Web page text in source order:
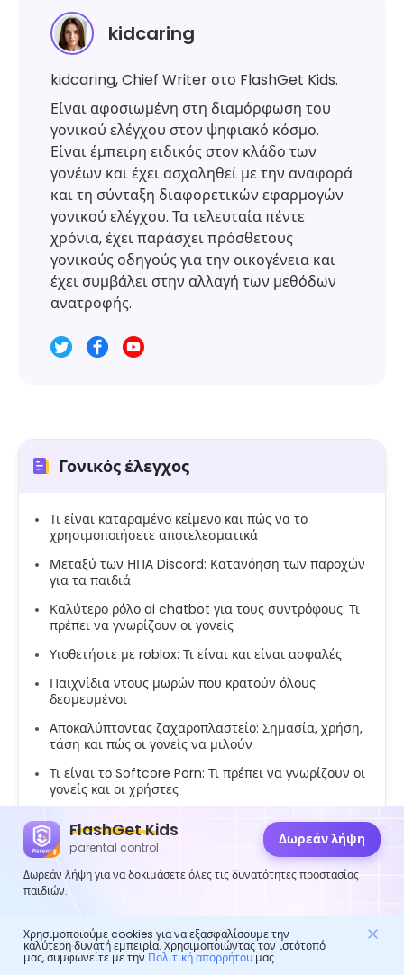
kidcaring
kidcaring, Chief Writer στο FlashGet Kids.
Είναι αφοσιωμένη στη διαμόρφωση του
γονικού ελέγχου στον ψηφιακό κόσμο.
Είναι έμπειρη ειδικός στον κλάδο των
γονέων και έχει ασχοληθεί με την αναφορά
και τη σύνταξη διαφορετικών εφαρμογών
γονικού ελέγχου. Τα τελευταία πέντε
χρόνια, έχει παράσχει πρόσθετους
γονικούς οδηγούς για την οικογένεια και
έχει συμβάλει στην αλλαγή των μεθόδων
ανατροφής.
Γονικός έλεγχος
Τι είναι καταραμένο κείμενο και πώς να το
χρησιμοποιήσετε αποτελεσματικά
Μεταξύ των ΗΠΑ Discord: Κατανόηση των παροχών
για τα παιδιά
Καλύτερο ρόλο ai chatbot για τους συντρόφους: Τι
πρέπει να γνωρίζουν οι γονείς
Υιοθετήστε με roblox: Τι είναι και είναι ασφαλές
Παιχνίδια ντους μωρών που κρατούν όλους
δεσμευμένοι
Αποκαλύπτοντας ζαχαροπλαστείο: Σημασία, χρήση,
τάση και πώς οι γονείς να μιλούν
Τι είναι το Softcore Porn: Τι πρέπει να γνωρίζουν οι
γονείς και οι χρήστες
Tumblr Safe Mode: Πώς να απενεργοποιήσετε, να
διορθωθούν και οι συμβουλές των γονέων
Συμμετοχή στα παιδιά με την ιστορία του
Despereaux
μαθηματική διασκέδαση και συναρπαστική
FlashGet Kids
parental control
Δωρεάν λήψη
Δωρεάν λήψη για να δοκιμάσετε όλες τις δυνατότητες προστασίας
παιδιών.
Χρησιμοποιούμε cookies για να εξασφαλίσουμε την
καλύτερη δυνατή εμπειρία. Χρησιμοποιώντας τον ιστότοπό
μας, συμφωνείτε με την Πολιτική απορρήτουμας.